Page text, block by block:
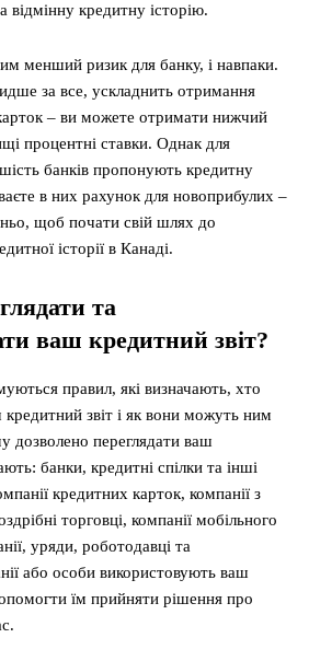
відмінну кредитну історію.
менший ризик для банку, і навпаки.
за все, ускладнить отримання
– ви можете отримати нижчий
процентні ставки. Однак для
банків пропонують кредитну
в них рахунок для новоприбулих –
щоб почати свій шлях до
історії в Канаді.
та
ваш кредитний звіт?
правил, які визначають, хто
звіт і як вони можуть ним
дозволено переглядати ваш
банки, кредитні спілки та інші
кредитних карток, компанії з
торговці, компанії мобільного
уряди, роботодавці та
або особи використовують ваш
їм прийняти рішення про